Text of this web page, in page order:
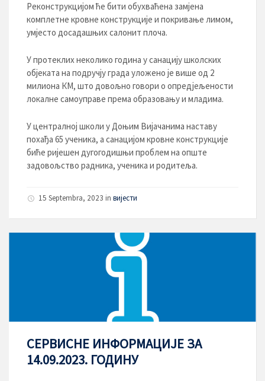
Реконструкцијом ће бити обухваћена замјена
комплетне кровне конструкције и покривање лимом,
умјесто досадашњих салонит плоча.
У протеклих неколико година у санацију школских
објеката на подручју града уложено је више од 2
милиона КМ, што довољно говори о опредјељености
локалне самоуправе према образовању и младима.
У централној школи у Доњим Вијачанима наставу
похађа 65 ученика, а санацијом кровне конструкције
биће ријешен дугогодишњи проблем на опште
задовољство радника, ученика и родитеља.
15 Septembra, 2023 in вијести
СЕРВИСНЕ ИНФОРМАЦИЈЕ ЗА
14.09.2023. ГОДИНУ